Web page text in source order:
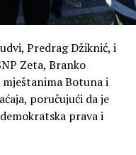
Predrag Džiknić, i
Zeta, Branko
Botuna i
poručujući da je
prava i